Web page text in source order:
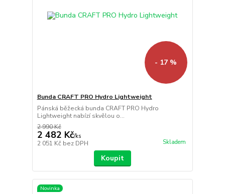
- 17 %
Bunda CRAFT PRO Hydro Lightweight
Pánská běžecká bunda CRAFT PRO Hydro
Lightweight nabízí skvělou o...
2 990 Kč
2 482 Kč/ks
2 051 Kč bez DPH Skladem
Koupit
Novinka